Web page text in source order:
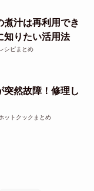
煮汁は再利用でき
知りたい活用法
レシピまとめ
突然故障！修理し
ットクックまとめ